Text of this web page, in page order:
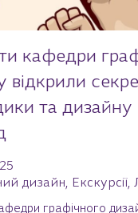
кафедри
відкрили
та
дизайн
Екскурсії
графічного